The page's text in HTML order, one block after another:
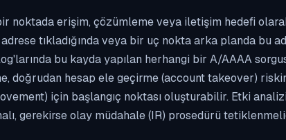
noktada erişim, çözümleme veya iletişim hedefi
tıkladığında veya bir uç nokta arka planda bu
bu kayda yapılan herhangi bir A/AAAA
doğrudan hesap ele geçirme (account takeover)
için başlangıç noktası oluşturabilir. Etki
gerekirse olay müdahale (IR) prosedürü